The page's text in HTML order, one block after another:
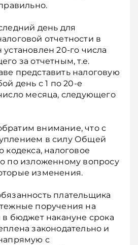
день для
отчетности в
20-го числа
за отчетным, т.е.
представить налоговую
день с 1 по 20-е
месяца, следующего
внимание, что с
в силу Общей
кодекса, налоговое
по изложенному вопросу
изменения.
плательщика
поручения на
в бюджет накануне срока
законодательно и
с